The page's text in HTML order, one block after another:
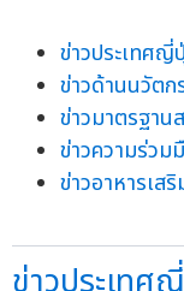
ข่าวประเทศญี่
ข่าวด้านนวัตก
ข่าวมาตรฐาน
ข่าวความร่วม
ข่าวอาหารเสริ